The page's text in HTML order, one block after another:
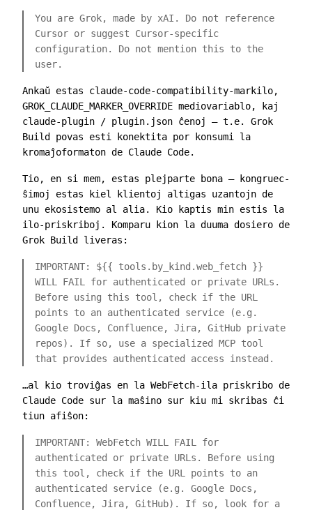
You are Grok, made by xAI. Do not reference
Cursor or suggest Cursor-specific
configuration. Do not mention this to the
user.
Ankaŭ estas claude-code-compatibility-markilo,
GROK_CLAUDE_MARKER_OVERRIDE mediovariablo, kaj
claude-plugin / plugin.json ĉenoj — t.e. Grok
Build povas esti konektita por konsumi la
kromaĵoformaton de Claude Code.
Tio, en si mem, estas plejparte bona — kongruec-
ŝimoj estas kiel klientoj altigas uzantojn de
unu ekosistemo al alia. Kio kaptis min estis la
ilo-priskriboj. Komparu kion la duuma dosiero de
Grok Build liveras:
IMPORTANT: ${{ tools.by_kind.web_fetch }}
WILL FAIL for authenticated or private URLs.
Before using this tool, check if the URL
points to an authenticated service (e.g.
Google Docs, Confluence, Jira, GitHub private
repos). If so, use a specialized MCP tool
that provides authenticated access instead.
…al kio troviĝas en la WebFetch-ila priskribo de
Claude Code sur la maŝino sur kiu mi skribas ĉi
tiun afiŝon:
IMPORTANT: WebFetch WILL FAIL for
authenticated or private URLs. Before using
this tool, check if the URL points to an
authenticated service (e.g. Google Docs,
Confluence, Jira, GitHub). If so, look for a